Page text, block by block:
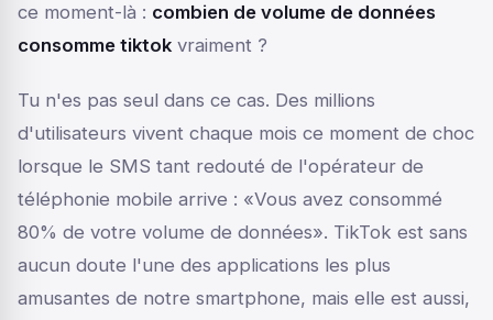
ce moment-là : combien de volume de données
consomme tiktok vraiment ?
Tu n'es pas seul dans ce cas. Des millions
d'utilisateurs vivent chaque mois ce moment de choc
lorsque le SMS tant redouté de l'opérateur de
téléphonie mobile arrive : «Vous avez consommé
80% de votre volume de données». TikTok est sans
aucun doute l'une des applications les plus
amusantes de notre smartphone, mais elle est aussi,